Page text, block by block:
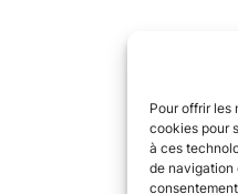
Pour offrir les
cookies pour
à ces
de navigation